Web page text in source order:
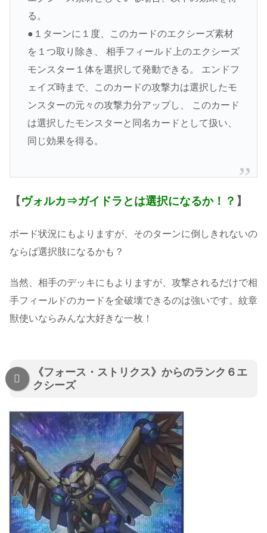
る。
●１ターンに１度、このカードのエクシーズ素材
を１つ取り除き、 相手フィールド上のエクシーズ
モンスター１体を選択して発動できる。 エンドフ
ェイズ時まで、このカードの攻撃力は選択したモ
ンスターの元々の攻撃力分アップし、 このカード
は選択したモンスターと同名カードとして扱い、
同じ効果を得る。
【ヴォルカ⇒ガイドラとは選択になるか！？ 】
ボード状況にもよりますが、そのターンに倒しきれないの
ならば選択肢になるかも？
当然、相手のデッキにもよりますが、攻撃されるだけで相
手フィールドのカードを全破壊できるのは強いです。紋章
獣使いならみんな大好きな一枚！
《フォース・ストリクス》からのランク６エ
クシーズ